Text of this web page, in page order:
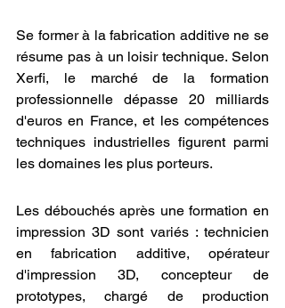
Se former à la fabrication additive ne se
résume pas à un loisir technique. Selon
Xerfi, le marché de la formation
professionnelle dépasse 20 milliards
d'euros en France, et les compétences
techniques industrielles figurent parmi
les domaines les plus porteurs.
Les débouchés après une formation en
impression 3D sont variés : technicien
en fabrication additive, opérateur
d'impression 3D, concepteur de
prototypes, chargé de production